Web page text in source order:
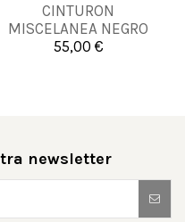
CINTURON
MISCELANEA NEGRO
55,00 €
95 115
Añadir al carrito
newsletter